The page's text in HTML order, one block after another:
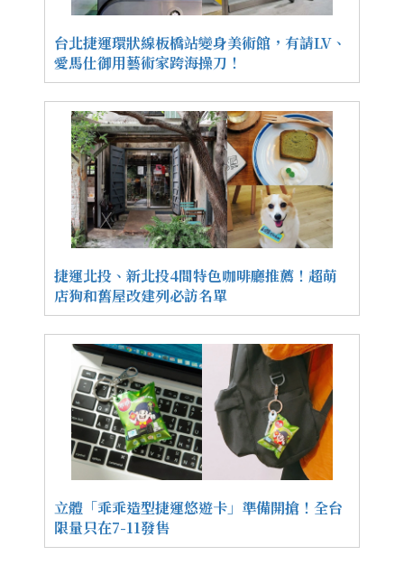
台北捷運環狀線板橋站變身美術館，有請LV、
愛馬仕御用藝術家跨海操刀！
捷運北投、新北投4間特色咖啡廳推薦！超萌
店狗和舊屋改建列必訪名單
立體「乖乖造型捷運悠遊卡」準備開搶！全台
限量只在7-11發售